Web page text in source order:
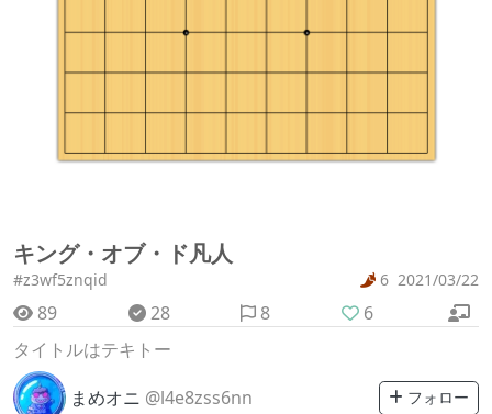
キング・オブ・ド凡人
#z3wf5znqid 6 2021/03/22
89 28 8
6
タイトルはテキトー
まめオニ @l4e8zss6nn フォロー